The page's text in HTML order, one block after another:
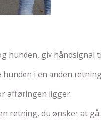
hunden, giv håndsignal
i en anden
afføringen ligger.
retning, du ønsker at